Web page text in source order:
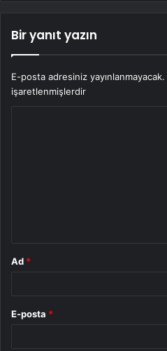
Bir yanıt yazın
E-posta adresiniz yayınlanmayacak.
işaretlenmişlerdir
Ad *
E-posta *